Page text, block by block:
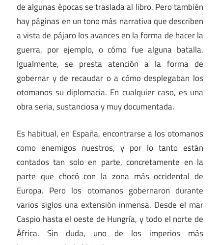
de algunas épocas se traslada al libro. Pero también
hay páginas en un tono más narrativa que describen
a vista de pájaro los avances en la forma de hacer la
guerra, por ejemplo, o cómo fue alguna batalla.
Igualmente, se presta atención a la forma de
gobernar y de recaudar o a cómo desplegaban los
otomanos su diplomacia. En cualquier caso, es una
obra seria, sustanciosa y muy documentada.
Es habitual, en España, encontrarse a los otomanos
como enemigos nuestros, y por lo tanto están
contados tan solo en parte, concretamente en la
parte que chocó con la zona más occidental de
Europa. Pero los otomanos gobernaron durante
varios siglos una extensión inmensa. Desde el mar
Caspio hasta el oeste de Hungría, y todo el norte de
África. Sin duda, uno de los imperios más